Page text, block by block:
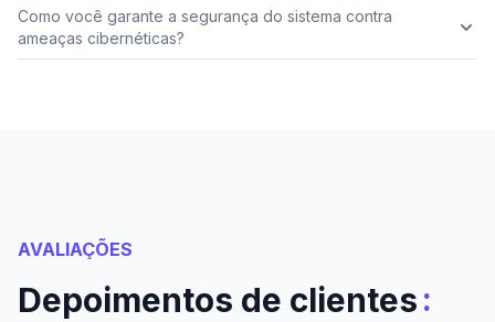
Como você garante a segurança do sistema contra
ameaças cibernéticas?
AVALIAÇÕES
Depoimentos de clientes: